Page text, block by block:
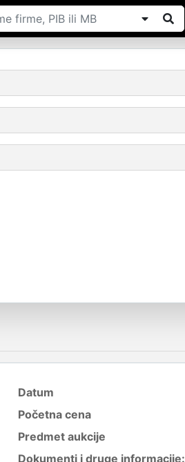
Datum
Početna cena
Predmet aukcije
Dokumenti i druge informacije: